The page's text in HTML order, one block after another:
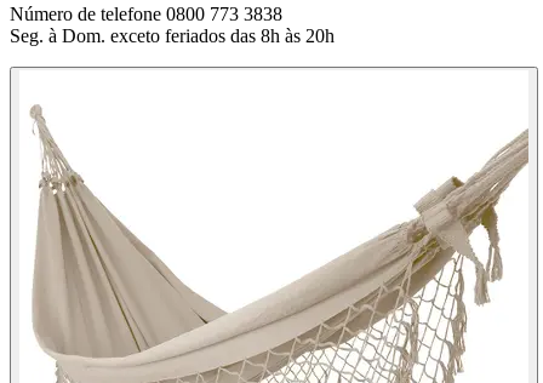
Número de telefone 0800 773 3838
Seg. à Dom. exceto feriados das 8h às 20h